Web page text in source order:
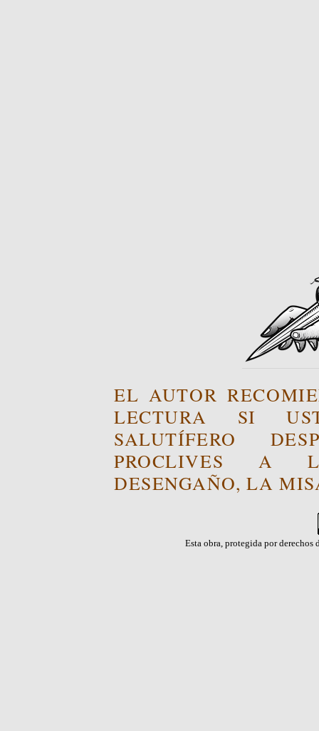
EL AUTOR
LECTURA SI
SALUTÍFERO
PROCLIVES A
DESENGAÑO, LA
Esta obra, protegida por derechos